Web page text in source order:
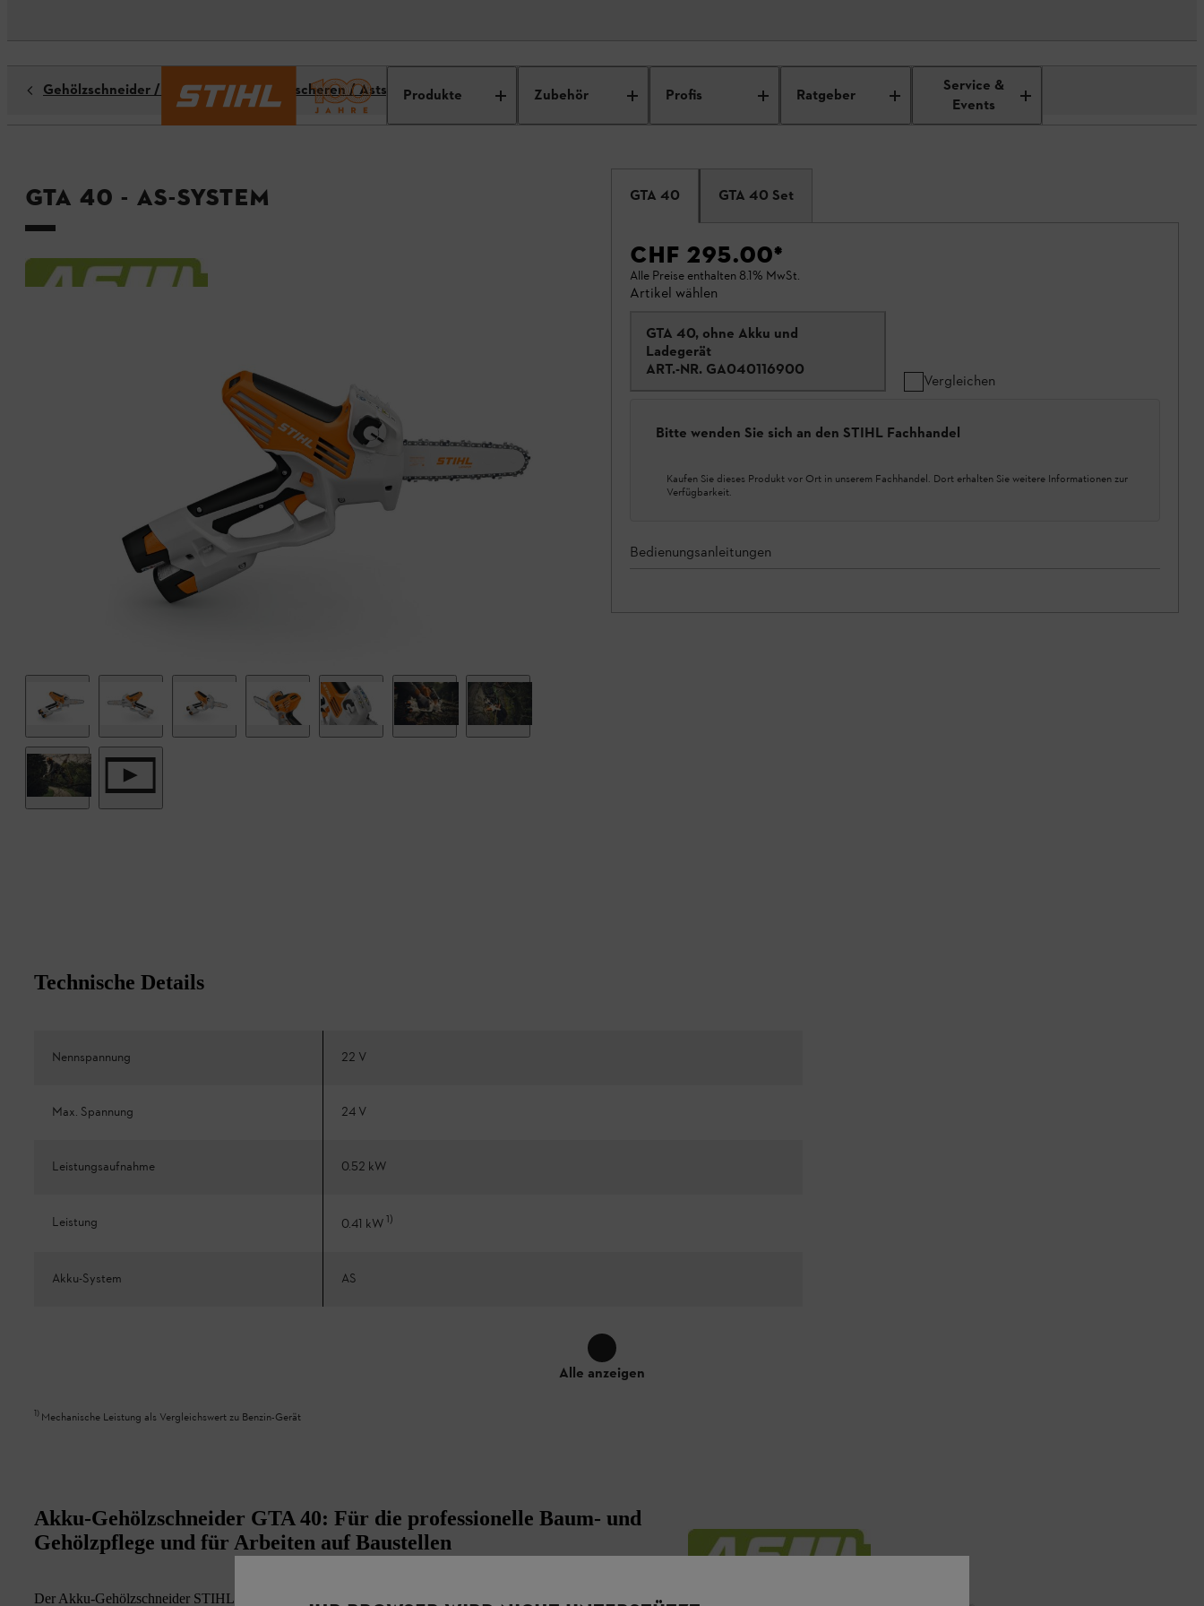
Produkte Zubehör Profis Ratgeber
Service &
Events
Gehölzschneider / Gartenscheren / Astscheren / Astsägen
GTA 40 - AS-System GTA 40 GTA 40 Set
CHF 295.00*
Alle Preise enthalten 8.1% MwSt.
Artikel wählen
GTA 40, ohne Akku und
Ladegerät
ART.-NR. GA040116900
Vergleichen
Bitte wenden Sie sich an den STIHL Fachhandel
Kaufen Sie dieses Produkt vor Ort in unserem Fachhandel. Dort erhalten Sie weitere Informationen zur
Verfügbarkeit.
Bedienungsanleitungen
Technische Details
Nennspannung 22 V
Max. Spannung 24 V
Leistungsaufnahme 0.52 kW
Leistung 0.41 kW1)
Akku-System AS
Alle anzeigen
1) Mechanische Leistung als Vergleichswert zu Benzin-Gerät
Akku-Gehölzschneider GTA 40: Für die professionelle Baum- und
Gehölzpflege und für Arbeiten auf Baustellen
Der Akku-Gehölzschneider STIHL GTA 40 arbeitet mit 2 Lithium-Ionen-Akkus aus dem STIHL AS-